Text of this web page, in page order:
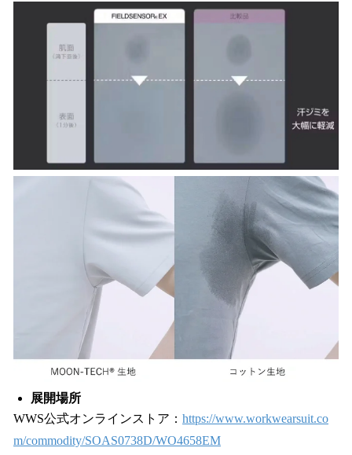
展開場所
WWS公式オンラインストア： https://www.workwearsuit.co
m/commodity/SOAS0738D/WO4658EM